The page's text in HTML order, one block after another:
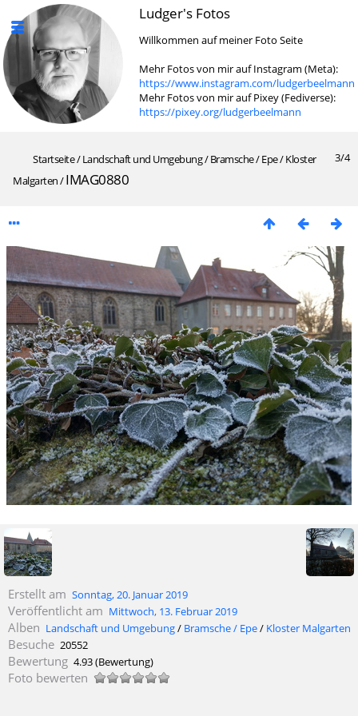
Ludger's Fotos
Willkommen auf meiner Foto Seite
Mehr Fotos von mir auf Instagram (Meta):
https://www.instagram.com/ludgerbeelmann
Mehr Fotos von mir auf Pixey (Fediverse):
https://pixey.org/ludgerbeelmann
3/4
Startseite/Landschaft und Umgebung/Bramsche / Epe/Kloster
Malgarten/IMAG0880
Erstellt am Sonntag, 20. Januar 2019
Veröffentlicht am Mittwoch, 13. Februar 2019
Alben Landschaft und Umgebung/ Bramsche / Epe/ Kloster Malgarten
Besuche 20552
Bewertung 4.93(Bewertung)
Foto bewerten